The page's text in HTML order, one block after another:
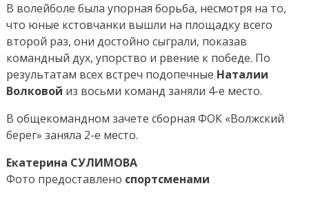
В волейболе была упорная борьба, несмотря на то,
что юные кстовчанки вышли на площадку всего
второй раз, они достойно сыграли, показав
командный дух, упорство и рвение к победе. По
результатам всех встреч подопечные Наталии
Волковой из восьми команд заняли 4-е место.
В общекомандном зачете сборная ФОК «Волжский
берег» заняла 2-е место.
Екатерина СУЛИМОВА
Фото предоставлено спортсменами